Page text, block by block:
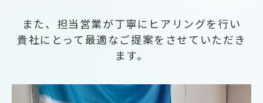
また、担当営業が丁寧にヒアリングを行い
貴社にとって最適なご提案をさせていただき
ます。